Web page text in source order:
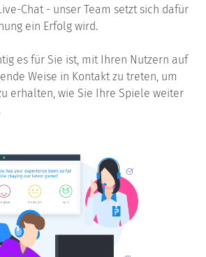
Chat - unser Team setzt sich dafür
ein Erfolg wird.
es für Sie ist, mit Ihren Nutzern auf
Weise in Kontakt zu treten, um
erhalten, wie Sie Ihre Spiele weiter